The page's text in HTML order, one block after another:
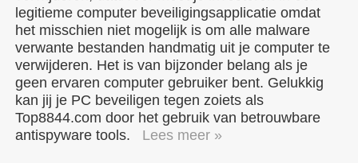
legitieme computer beveiligingsapplicatie omdat
het misschien niet mogelijk is om alle malware
verwante bestanden handmatig uit je computer te
verwijderen. Het is van bijzonder belang als je
geen ervaren computer gebruiker bent. Gelukkig
kan jij je PC beveiligen tegen zoiets als
Top8844.com door het gebruik van betrouwbare
antispyware tools.
Lees meer »